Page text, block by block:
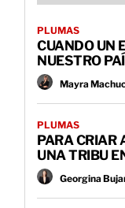
PLUMAS
CUANDO UN
NUESTRO
Mayra
PLUMAS
PARA CRIAR
UNA TRIBU
Georgina